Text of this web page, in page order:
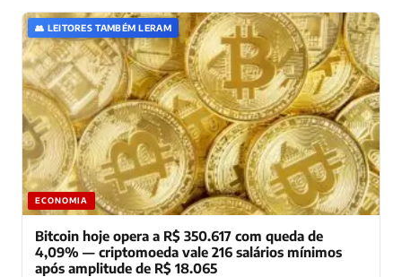
👥 LEITORES TAMBÉM LERAM
ECONOMIA
Bitcoin hoje opera a R$ 350.617 com queda de
4,09% — criptomoeda vale 216 salários mínimos
após amplitude de R$ 18.065